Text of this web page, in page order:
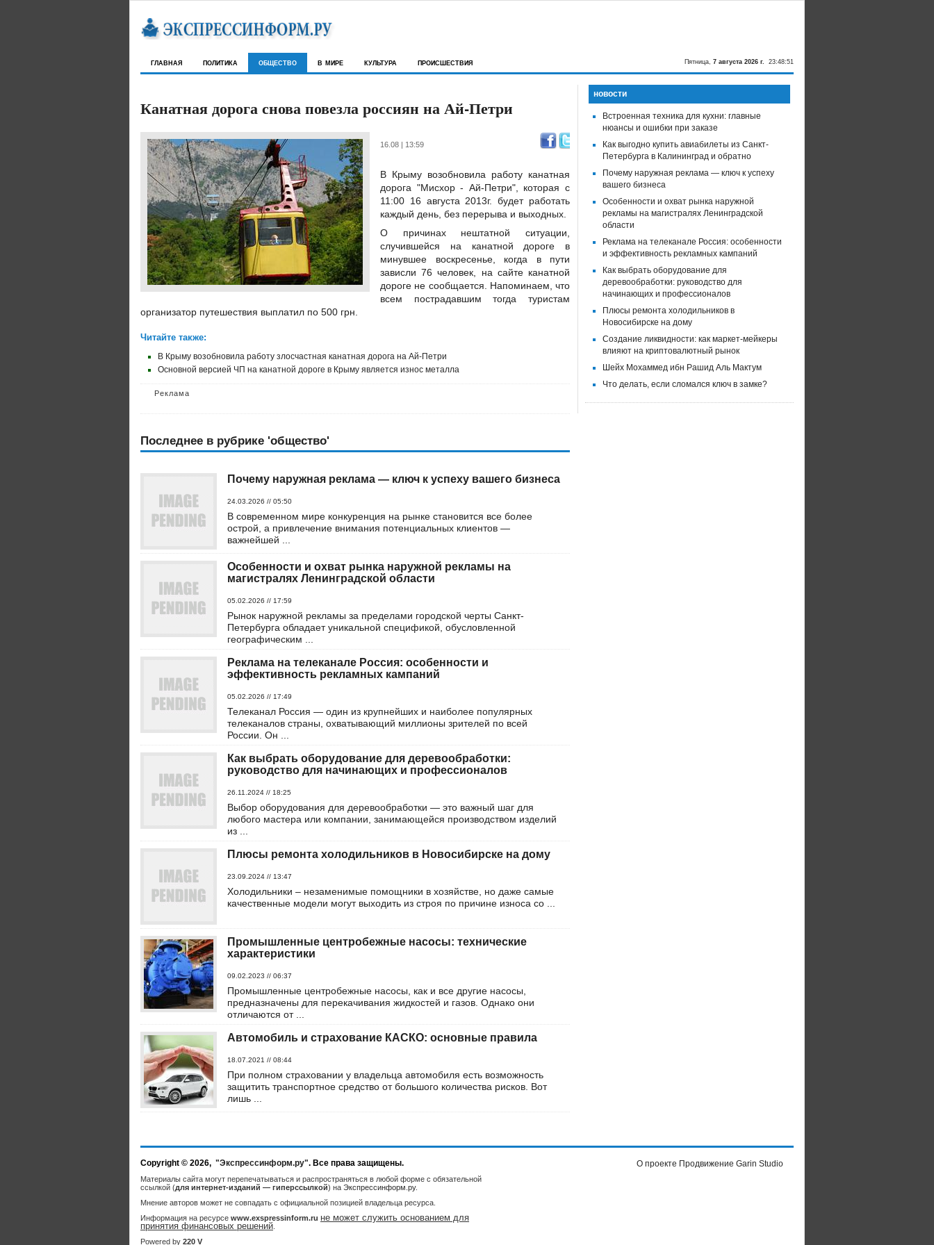
главная политика общество в мире культура происшествия Пятница, 7 августа 2026 г. 23:48:51
Канатная дорога снова повезла россиян на Ай-Петри
16.08 | 13:59
В Крыму возобновила работу канатная
дорога "Мисхор - Ай-Петри", которая с
11:00 16 августа 2013г. будет работать
каждый день, без перерыва и выходных.
О причинах нештатной ситуации,
случившейся на канатной дороге в
минувшее воскресенье, когда в пути
зависли 76 человек, на сайте канатной
дороге не сообщается. Напоминаем, что
всем пострадавшим тогда туристам
организатор путешествия выплатил по 500 грн.
Читайте также:
В Крыму возобновила работу злосчастная канатная дорога на Ай-Петри
Основной версией ЧП на канатной дороге в Крыму является износ металла
Реклама
Последнее в рубрике 'общество'
Почему наружная реклама — ключ к успеху вашего бизнеса
24.03.2026 // 05:50
В современном мире конкуренция на рынке становится все более
острой, а привлечение внимания потенциальных клиентов —
важнейшей ...
Особенности и охват рынка наружной рекламы на
магистралях Ленинградской области
05.02.2026 // 17:59
Рынок наружной рекламы за пределами городской черты Санкт-
Петербурга обладает уникальной спецификой, обусловленной
географическим ...
Реклама на телеканале Россия: особенности и
эффективность рекламных кампаний
05.02.2026 // 17:49
Телеканал Россия — один из крупнейших и наиболее популярных
телеканалов страны, охватывающий миллионы зрителей по всей
России. Он ...
Как выбрать оборудование для деревообработки:
руководство для начинающих и профессионалов
26.11.2024 // 18:25
Выбор оборудования для деревообработки — это важный шаг для
любого мастера или компании, занимающейся производством изделий
из ...
Плюсы ремонта холодильников в Новосибирске на дому
23.09.2024 // 13:47
Холодильники – незаменимые помощники в хозяйстве, но даже самые
качественные модели могут выходить из строя по причине износа со ...
Промышленные центробежные насосы: технические
характеристики
09.02.2023 // 06:37
Промышленные центробежные насосы, как и все другие насосы,
предназначены для перекачивания жидкостей и газов. Однако они
отличаются от ...
Автомобиль и страхование КАСКО: основные правила
18.07.2021 // 08:44
При полном страховании у владельца автомобиля есть возможность
защитить транспортное средство от большого количества рисков. Вот
лишь ...
новости
Встроенная техника для кухни: главные
нюансы и ошибки при заказе
Как выгодно купить авиабилеты из Санкт-
Петербурга в Калининград и обратно
Почему наружная реклама — ключ к успеху
вашего бизнеса
Особенности и охват рынка наружной
рекламы на магистралях Ленинградской
области
Реклама на телеканале Россия: особенности
и эффективность рекламных кампаний
Как выбрать оборудование для
деревообработки: руководство для
начинающих и профессионалов
Плюсы ремонта холодильников в
Новосибирске на дому
Создание ликвидности: как маркет-мейкеры
влияют на криптовалютный рынок
Шейх Мохаммед ибн Рашид Аль Мактум
Что делать, если сломался ключ в замке?
Copyright © 2026, "Экспрессинформ.ру". Все права защищены.
Материалы сайта могут перепечатываться и распространяться в любой форме с обязательной
ссылкой (для интернет-изданий — гиперссылкой) на Экспрессинформ.ру.
Мнение авторов может не совпадать с официальной позицией владельца ресурса.
Информация на ресурсе www.exspressinform.ru не может служить основанием для
принятия финансовых решений
Powered by 220 V
О проекте Продвижение Garin Studio